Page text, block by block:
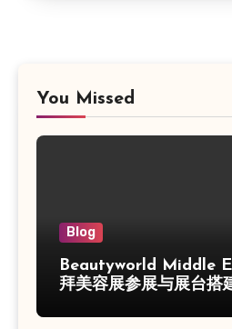
You Missed
Blog
Beautyworld Middle
拜美容展参展与展台搭